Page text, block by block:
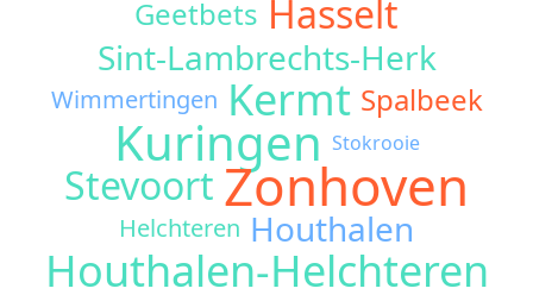
Geetbets Hasselt
Sint-Lambrechts-Herk
Wimmertingen Kermt Spalbeek
Kuringen Stokrooie
Stevoort Zonhoven
Helchteren Houthalen
Houthalen-Helchteren